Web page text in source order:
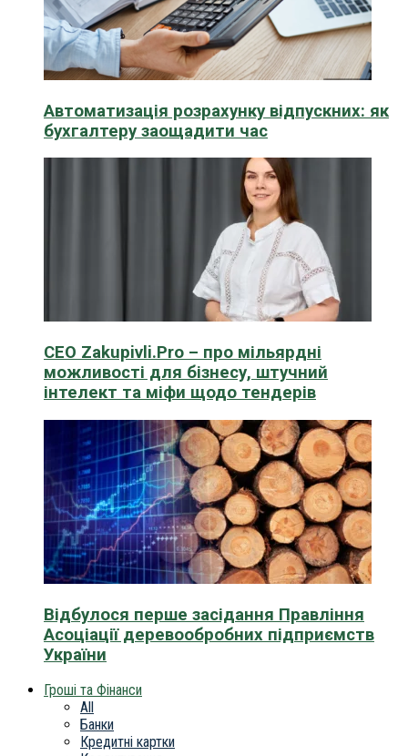
Автоматизація розрахунку відпускних: як
бухгалтеру заощадити час
CEO Zakupivli.Pro – про мільярдні
можливості для бізнесу, штучний
інтелект та міфи щодо тендерів
Відбулося перше засідання Правління
Асоціації деревообробних підприємств
України
Гроші та Фінанси
All
Банки
Кредитні картки